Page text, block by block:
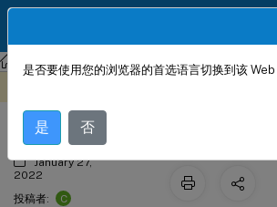
NetScaler NetScaler 14.1 AppExpert
在数据包级别配置速率限制
January 27,
2022
投稿者:
C
是否要使用您的浏览器的首选语言切换到该 Web
是 否